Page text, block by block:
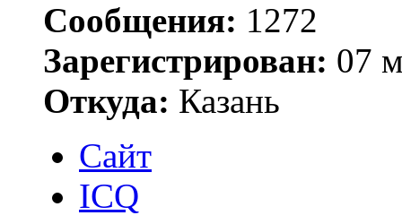
Сообщения: 1272
Зарегистрирован: 07
Откуда: Казань
Сайт
ICQ